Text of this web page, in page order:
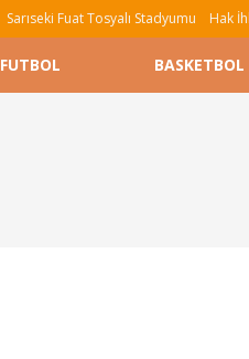
Sarıseki Fuat Tosyalı Stadyumu Hak
FUTBOL BASKETBOL